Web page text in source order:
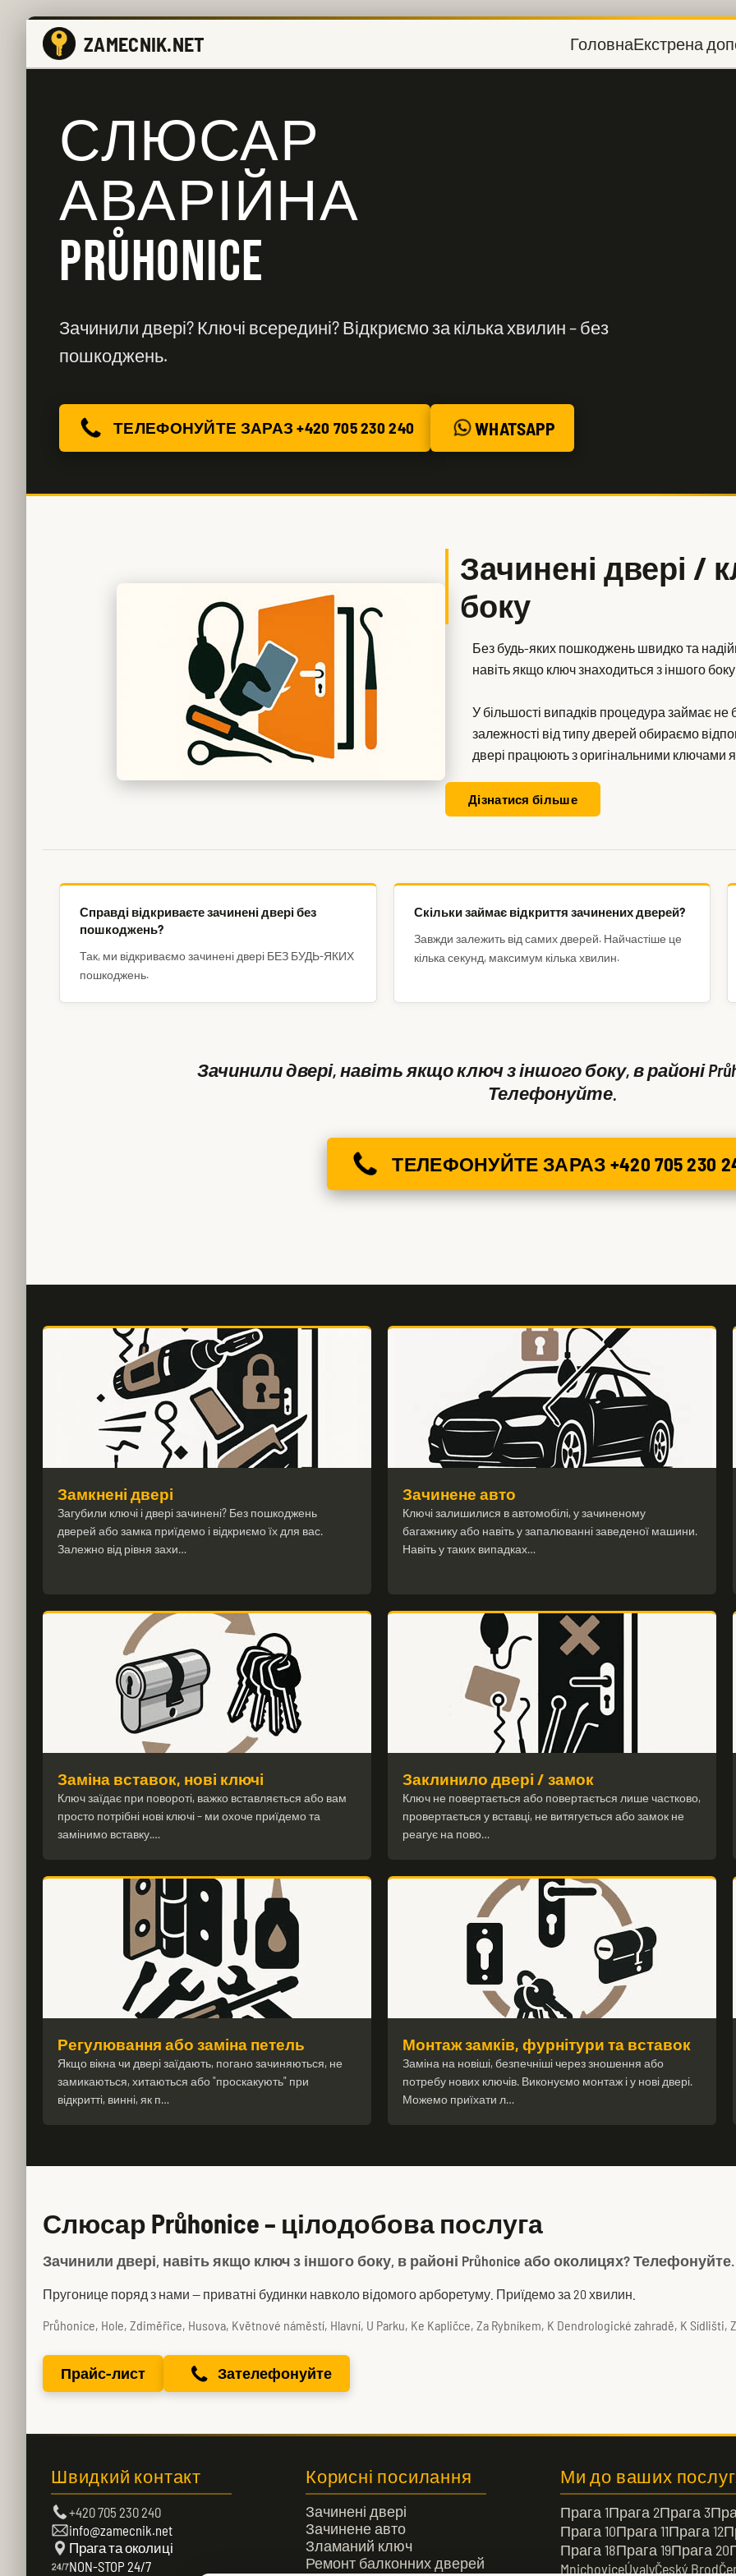
ZAMECNIK.NET ГоловнаЕкстрена
СЛЮСАР
АВАРІЙНА
PRŮHONICE
Зачинили двері? Ключі всередині? Відкриємо за кілька хвилин – без
пошкоджень.
ТЕЛЕФОНУЙТЕ ЗАРАЗ +420 705 230 240 WHATSAPP
Зачинені двері /
боку
Без будь-яких пошкоджень швидко та
навіть якщо ключ знаходиться з іншого
У більшості випадків процедура займає не
залежності від типу дверей обираємо
двері працюють з оригінальними ключами
Дізнатися більше
Справді відкриваєте зачинені двері без
пошкоджень?
Так, ми відкриваємо зачинені двері БЕЗ БУДЬ-ЯКИХ
пошкоджень.
Скільки займає відкриття зачинених дверей?
Завжди залежить від самих дверей. Найчастіше це
кілька секунд, максимум кілька хвилин.
Зачинили двері, навіть якщо ключ з іншого боку, в районі
Телефонуйте.
ТЕЛЕФОНУЙТЕ ЗАРАЗ +420 705 230
Замкнені двері
Загубили ключі і двері зачинені? Без пошкоджень
дверей або замка приїдемо і відкриємо їх для вас.
Залежно від рівня захи…
Зачинене авто
Ключі залишилися в автомобілі, у зачиненому
багажнику або навіть у запалюванні заведеної машини.
Навіть у таких випадках…
Заміна вставок, нові ключі
Ключ заїдає при повороті, важко вставляється або вам
просто потрібні нові ключі – ми охоче приїдемо та
замінимо вставку.…
Заклинило двері / замок
Ключ не повертається або повертається лише частково,
провертається у вставці, не витягується або замок не
реагує на пово…
Регулювання або заміна петель
Якщо вікна чи двері заїдають, погано зачиняються, не
замикаються, хитаються або "проскакують" при
відкритті, винні, як п…
Монтаж замків, фурнітури та вставок
Заміна на новіші, безпечніші через зношення або
потребу нових ключів. Виконуємо монтаж і у нові двері.
Можемо приїхати л…
Слюсар Průhonice – цілодобова послуга
Зачинили двері, навіть якщо ключ з іншого боку, в районі Průhonice або околицях? Телефонуйте.
Пругонице поряд з нами — приватні будинки навколо відомого арборетуму. Приїдемо за 20 хвилин.
Průhonice, Hole, Zdiměřice, Husova, Květnové náměstí, Hlavní, U Parku, Ke Kapličce, Za Rybníkem, K Dendrologické zahradě, K Sídlišti,
Прайс-лист Зателефонуйте
Швидкий контакт
+420 705 230 240
info@zamecnik.net
Прага та околиці
NON-STOP 24/7
Корисні посилання
Зачинені двері
Зачинене авто
Зламаний ключ
Ремонт балконних дверей
Ми до ваших
Прага 1Прага 2Прага 3
Прага 10Прага 11Прага 12
Прага 18Прага 19Прага 20
MnichoviceÚvalyČeský Brod